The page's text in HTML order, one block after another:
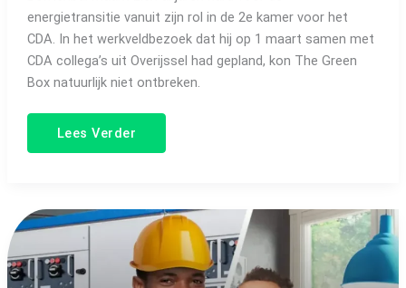
energietransitie vanuit zijn rol in de 2e kamer voor het
CDA. In het werkveldbezoek dat hij op 1 maart samen met
CDA collega’s uit Overijssel had gepland, kon The Green
Box natuurlijk niet ontbreken.
Lees Verder
Eaton
lanceert
nieuw
mcc
en
energiedistributiesysteem